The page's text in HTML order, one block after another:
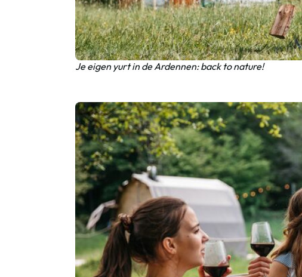
Je eigen yurt in de Ardennen: back to nature!